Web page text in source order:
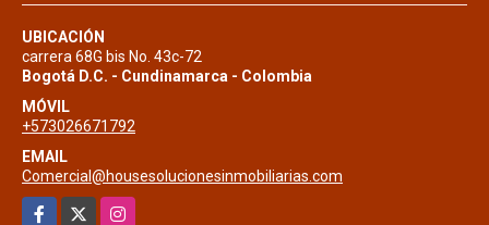
UBICACIÓN
carrera 68G bis No. 43c-72
Bogotá D.C. - Cundinamarca - Colombia
MÓVIL
+573026671792
EMAIL
Comercial@housesolucionesinmobiliarias.com
Facebook
Instagram